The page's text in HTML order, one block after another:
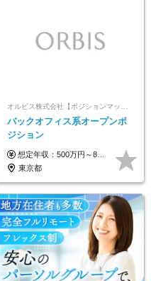
オルビス株式会社【ポジションマッチ登録】
バックオフィス系オープンポ
ジション
想定年収：500万円～800万円 ※ご経験やスキルに応じて決定します。 ※上記想定年収はあくまでも目安の金額であり、 選考を通じて上下する可能性があります。
東京都